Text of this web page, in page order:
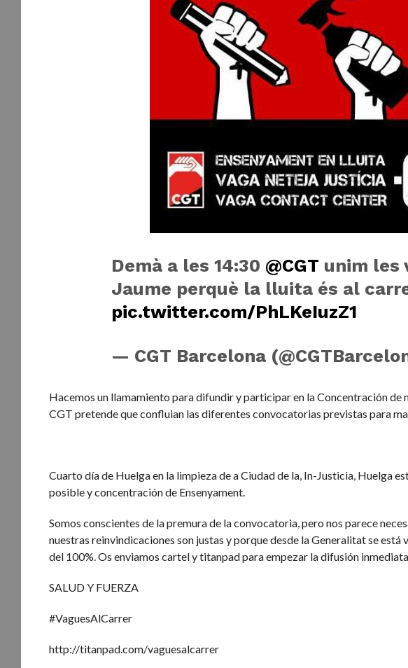
Demà a les 14:30 @CGT unim les
Jaume perquè la lluita és al
pic.twitter.com/PhLKeIuzZ1
— CGT Barcelona
Hacemos un llamamiento para difundir y participar en la Concentración de
CGT pretende que confluian las diferentes convocatorias previstas para
Cuarto día de Huelga en la limpieza de a Ciudad de la, In-Justicia, Huelga
posible y concentración de Ensenyament.
Somos conscientes de la premura de la convocatoria, pero nos parece
nuestras reinvindicaciones son justas y porque desde la Generalitat se
del 100%. Os enviamos cartel y titanpad para empezar la difusión
SALUD Y FUERZA
#VaguesAlCarrer
http://titanpad.com/vaguesalcarrer